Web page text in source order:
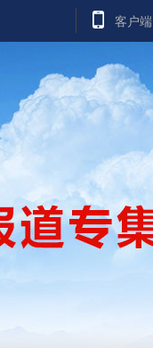
客户端